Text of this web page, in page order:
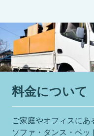
料⾦について
ご家庭やオフィスにあ
ソファ・タンス・ベ